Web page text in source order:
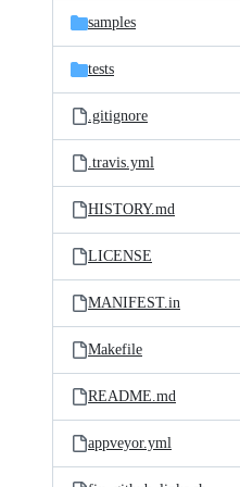
samples
tests
.gitignore
.travis.yml
HISTORY.md
LICENSE
MANIFEST.in
Makefile
README.md
appveyor.yml